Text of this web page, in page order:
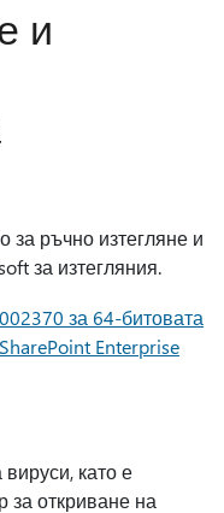
и
за ръчно изтегляне и
за изтегляния.
за 64-битовата
Enterprise
като е
за откриване на